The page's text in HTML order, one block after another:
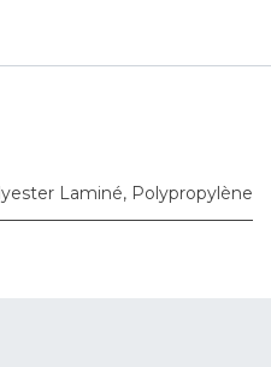
Laminé, Polypropylène